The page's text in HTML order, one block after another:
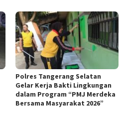
Polres Tangerang Selatan
Gelar Kerja Bakti Lingkungan
dalam Program “PMJ Merdeka
Bersama Masyarakat 2026”